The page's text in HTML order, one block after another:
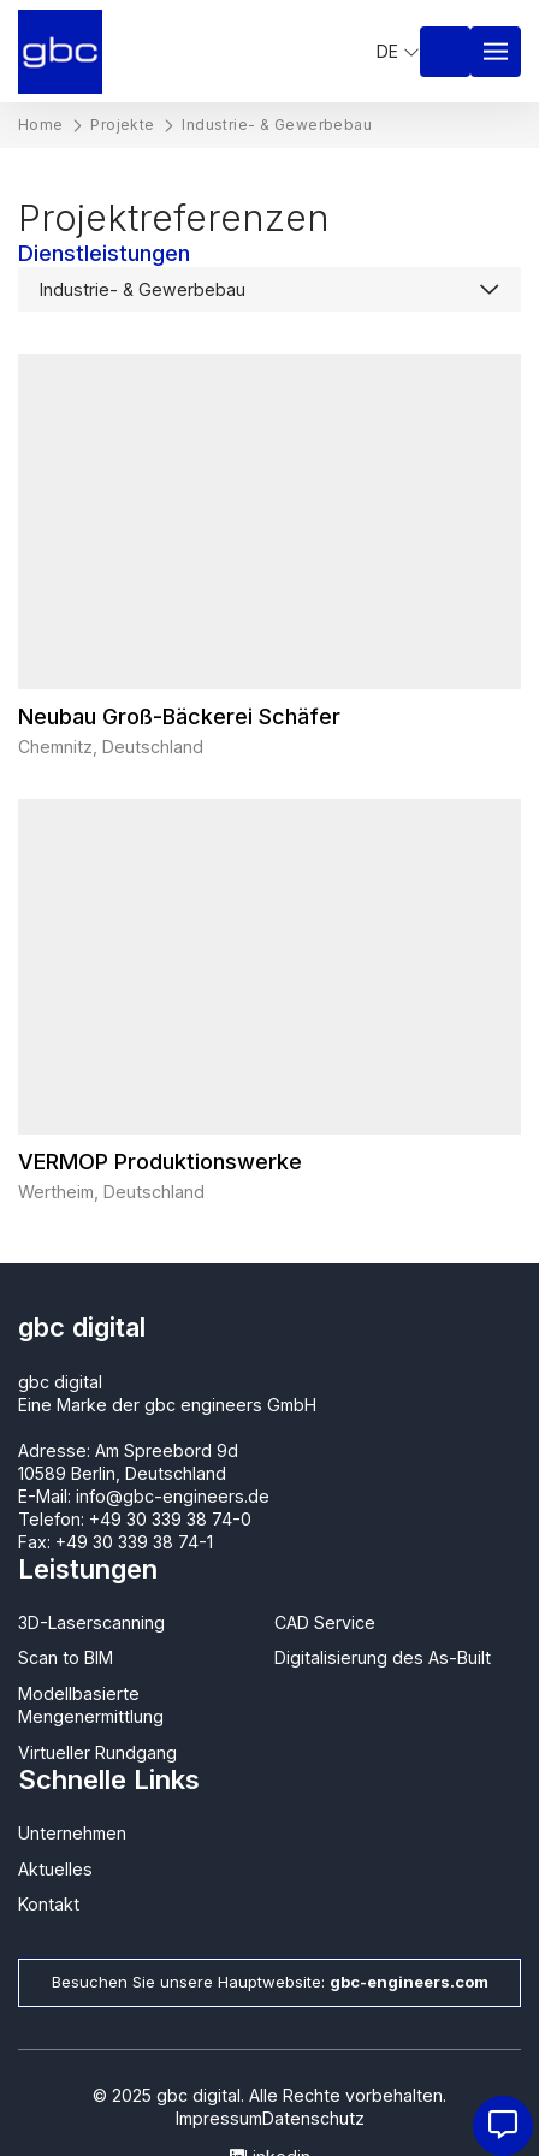
DE
Home Projekte Industrie- & Gewerbebau
Projektreferenzen
Dienstleistungen
Neubau Groß-Bäckerei Schäfer
Chemnitz, Deutschland
VERMOP Produktionswerke
Wertheim, Deutschland
gbc digital
gbc digital
Eine Marke der gbc engineers GmbH
Adresse: Am Spreebord 9d
10589 Berlin, Deutschland
E-Mail: info@gbc-engineers.de
Telefon: +49 30 339 38 74-0
Fax: +49 30 339 38 74-1
Leistungen
3D-Laserscanning
Scan to BIM
Modellbasierte
Mengenermittlung
Virtueller Rundgang
CAD Service
Digitalisierung des As-Built
Schnelle Links
Unternehmen
Aktuelles
Kontakt
Besuchen Sie unsere Hauptwebsite: gbc-engineers.com
© 2025 gbc digital. Alle Rechte vorbehalten.
ImpressumDatenschutz